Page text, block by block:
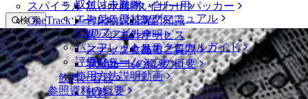
スパイラル
OneTrackツールおよび部品
パレタイザー用パッカー
専門知識
サービス
技術
ソリューションの概要
魚と水産物
青果物
製パン
スナック食品
乳製品
飲料と容器
飲料
取付け手順
エンジニアリングマニュアル
CADファイル
パンフレット・テクニカルガイド
評価フォーム
使用方法説明動画
参照資料の概要
お問い合わせ
保証
方針声明
よくあるご質問
サポートの概要
検 索
メニューを開く
ベルトファインダー
ベルトファインダー
モジュールプラスチックベルト